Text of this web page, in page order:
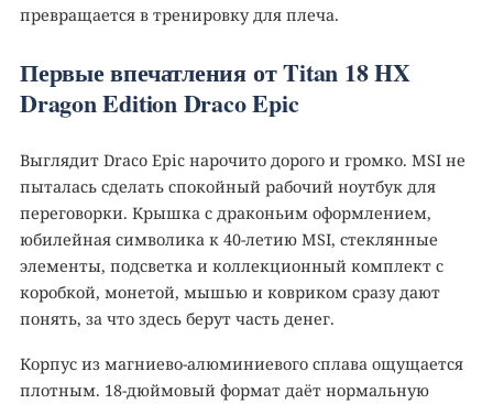
превращается в тренировку для плеча.
Первые впечатления от Titan 18 HX
Dragon Edition Draco Epic
Выглядит Draco Epic нарочито дорого и громко. MSI не
пыталась сделать спокойный рабочий ноутбук для
переговорки. Крышка с драконьим оформлением,
юбилейная символика к 40-летию MSI, стеклянные
элементы, подсветка и коллекционный комплект с
коробкой, монетой, мышью и ковриком сразу дают
понять, за что здесь берут часть денег.
Корпус из магниево-алюминиевого сплава ощущается
плотным. 18-дюймовый формат даёт нормальную